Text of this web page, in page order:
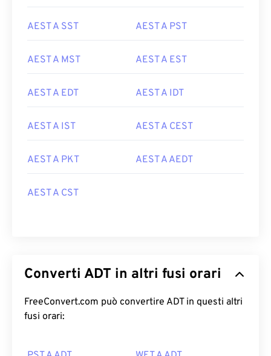
AEST A SST AEST A PST
AEST A MST AEST A EST
AEST A EDT AEST A IDT
AEST A IST AEST A CEST
AEST A PKT AEST A AEDT
AEST A CST
Converti ADT in altri fusi orari
FreeConvert.com può convertire ADT in questi altri
fusi orari: